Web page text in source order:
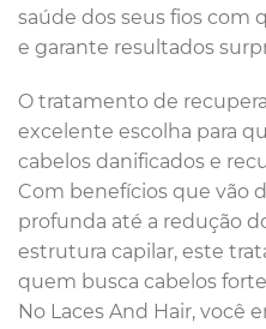
saúde dos seus fios
e garante resultados
O tratamento de
excelente escolha para
cabelos danificados e
Com benefícios que vão
profunda até a redução
estrutura capilar, este
quem busca cabelos
No Laces And Hair, você